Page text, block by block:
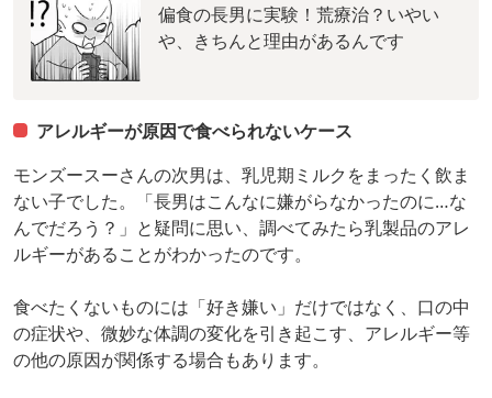
偏食の長男に実験！荒療治？いやい
や、きちんと理由があるんです
アレルギーが原因で食べられないケース
モンズースーさんの次男は、乳児期ミルクをまったく飲ま
ない子でした。「長男はこんなに嫌がらなかったのに…な
んでだろう？」と疑問に思い、調べてみたら乳製品のアレ
ルギーがあることがわかったのです。
食べたくないものには「好き嫌い」だけではなく、口の中
の症状や、微妙な体調の変化を引き起こす、アレルギー等
の他の原因が関係する場合もあります。